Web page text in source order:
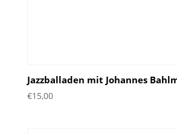
Jazzballaden mit Johannes
€15,00